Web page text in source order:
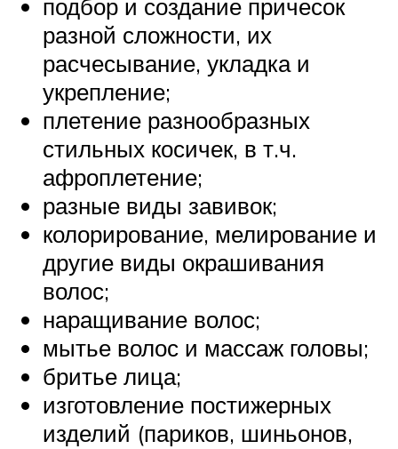
подбор и создание причесок
разной сложности, их
расчесывание, укладка и
укрепление;
плетение разнообразных
стильных косичек, в т.ч.
афроплетение;
разные виды завивок;
колорирование, мелирование и
другие виды окрашивания
волос;
наращивание волос;
мытье волос и массаж головы;
бритье лица;
изготовление постижерных
изделий (париков, шиньонов,